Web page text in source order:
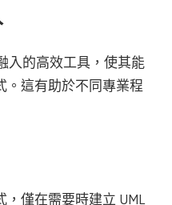
入的高效工具，使其能
。這有助於不同專業程
僅在需要時建立 UML